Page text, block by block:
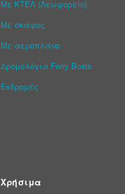
Με ΚΤΕΛ (Λεωφορείο)
Με σκάφος
Με αεροπλάνο
Δρομολόγια Ferry Boats
Εκδρομές
Χρήσιμα